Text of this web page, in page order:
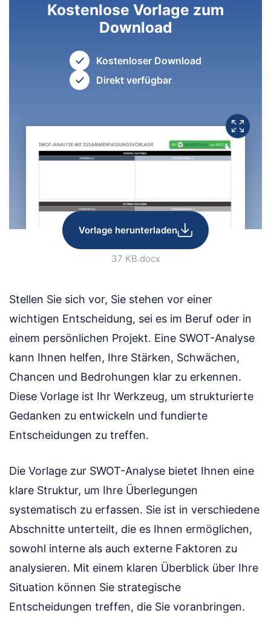
Kostenlose Vorlage zum
Download
Kostenloser Download
Direkt verfügbar
Vorlage herunterladen
37 KB.docx
Stellen Sie sich vor, Sie stehen vor einer
wichtigen Entscheidung, sei es im Beruf oder in
einem persönlichen Projekt. Eine SWOT-Analyse
kann Ihnen helfen, Ihre Stärken, Schwächen,
Chancen und Bedrohungen klar zu erkennen.
Diese Vorlage ist Ihr Werkzeug, um strukturierte
Gedanken zu entwickeln und fundierte
Entscheidungen zu treffen.
Die Vorlage zur SWOT-Analyse bietet Ihnen eine
klare Struktur, um Ihre Überlegungen
systematisch zu erfassen. Sie ist in verschiedene
Abschnitte unterteilt, die es Ihnen ermöglichen,
sowohl interne als auch externe Faktoren zu
analysieren. Mit einem klaren Überblick über Ihre
Situation können Sie strategische
Entscheidungen treffen, die Sie voranbringen.